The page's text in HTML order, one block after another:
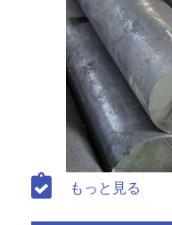
もっと見る